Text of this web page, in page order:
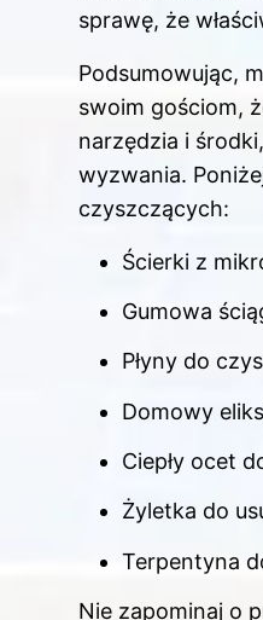
sprawę, że
Podsumowując,
swoim gościom,
narzędzia i
wyzwania.
czyszczących:
Ścierki z
Gumowa
Płyny do
Domowy
Ciepły ocet
Żyletka do
Terpentyna
Nie zapominaj o